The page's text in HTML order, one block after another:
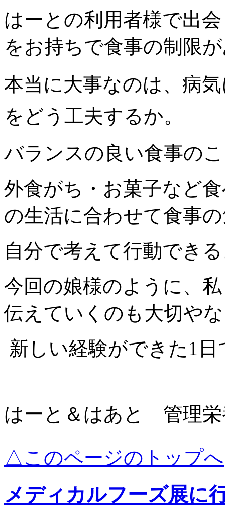
はーとの利用者様で出
をお持ちで食事の制限
本当に大事なのは、 病
をどう工夫するか。
バランスの良い食事の
外食がち・お菓子など
の生活に合わせて食事
自分で考えて行動でき
今回の娘様のように、
伝えていくのも大切や
新しい経験ができた1日
はーと＆はあと 管理
△このページのトップへ
メディカルフーズ展に